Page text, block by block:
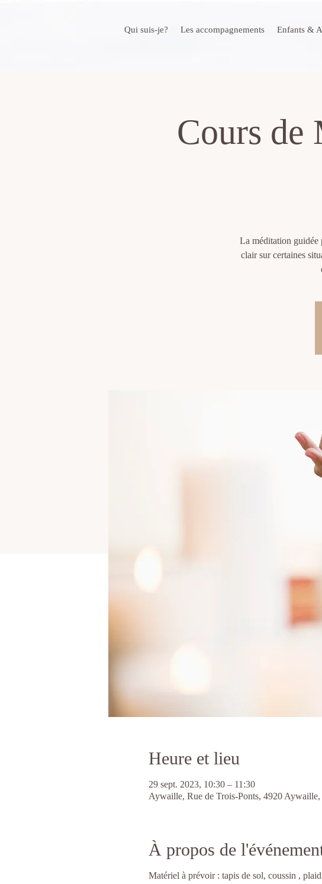
Qui suis-je? Les accompagnements Enfants &
Cours
La méditation guidée
clair sur certaines
Heure et lieu
29 sept. 2023, 10:30 – 11:30
Aywaille, Rue de Trois-Ponts, 4920
À propos de
Matériel à prévoir : tapis de sol, coussin ,